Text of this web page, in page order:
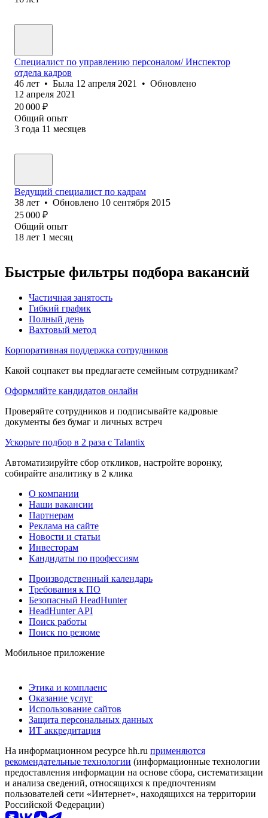
Специалист по управлению персоналом/ Инспектор
отдела кадров
46 лет • Была 12 апреля 2021 • Обновлено
12 апреля 2021
20 000 ₽
Общий опыт
3 года 11 месяцев
Ведущий специалист по кадрам
38 лет • Обновлено 10 сентября 2015
25 000 ₽
Общий опыт
18 лет 1 месяц
Быстрые фильтры подбора вакансий
Частичная занятость
Гибкий график
Полный день
Вахтовый метод
Корпоративная поддержка сотрудников
Какой соцпакет вы предлагаете семейным сотрудникам?
Оформляйте кандидатов онлайн
Проверяйте сотрудников и подписывайте кадровые
документы без бумаг и личных встреч
Ускорьте подбор в 2 раза с Talantix
Автоматизируйте сбор откликов, настройте воронку,
собирайте аналитику в 2 клика
О компании
Наши вакансии
Партнерам
Реклама на сайте
Новости и статьи
Инвесторам
Кандидаты по профессиям
Производственный календарь
Требования к ПО
Безопасный HeadHunter
HeadHunter API
Поиск работы
Поиск по резюме
Мобильное приложение
Этика и комплаенс
Оказание услуг
Использование сайтов
Защита персональных данных
ИТ аккредитация
На информационном ресурсе hh.ru применяются
рекомендательные технологии (информационные технологии
предоставления информации на основе сбора, систематизации
и анализа сведений, относящихся к предпочтениям
пользователей сети «Интернет», находящихся на территории
Российской Федерации)